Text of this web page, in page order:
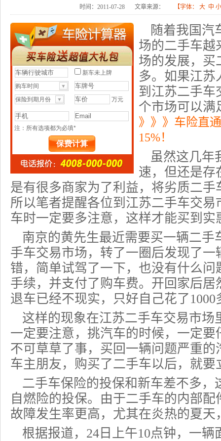
时间：2011-07-28 文章来源： 【字体： 大 中 小
随着我国汽
场的二手车越
场的发展，买
多。如果江苏
到 江苏二手车
个市场可以满
》》》车险直
15%！
虽然这几年
速，但还是存
是有很多商家为了利益，将劣质二
所以笔者提醒各位到江苏二手车交
车时一定要多注意，这样才能买到实
南京的黄先生最近需要买一辆二手
手车交易市场，转了一圈后发现了
错，简单试驾了一下，也没有什么
手续，并支付了购车费。开回家后
退车已经不现实，只好自己花了
这样的现象在江苏二手车交易市场
一定要注意，挑汽车的时候，一定
不可草草了事，买回一辆问题严重
车主朋友，购买了二手车以后，就要
二手车保险的投保和新车差不多，
自燃险的投保。由于二手车的内部
故障发生率更高，尤其在炎热的夏
根据报道，24日上午10点钟，一